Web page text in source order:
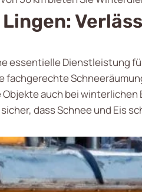
essentielle Dienstleistung
fachgerechte
Objekte auch bei
dass Schnee und Eis